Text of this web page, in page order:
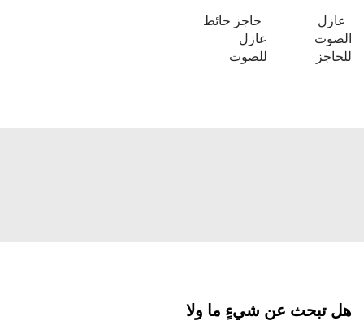
حاجز حائط
عازل
للصوت
تبحث عن شيءٍ ما ولا